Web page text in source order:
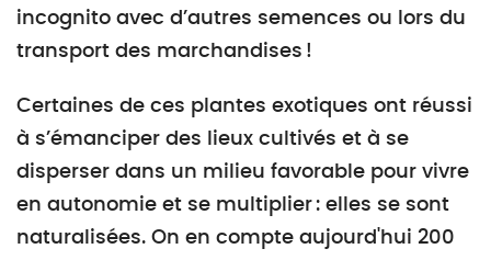
incognito avec d’autres semences ou lors du
transport des marchandises !
Certaines de ces plantes exotiques ont réussi
à s’émanciper des lieux cultivés et à se
disperser dans un milieu favorable pour vivre
en autonomie et se multiplier : elles se sont
naturalisées. On en compte aujourd'hui 200